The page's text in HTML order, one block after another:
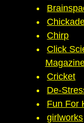
Chirp
Click
Cricket
De-
Fun For
girlworks